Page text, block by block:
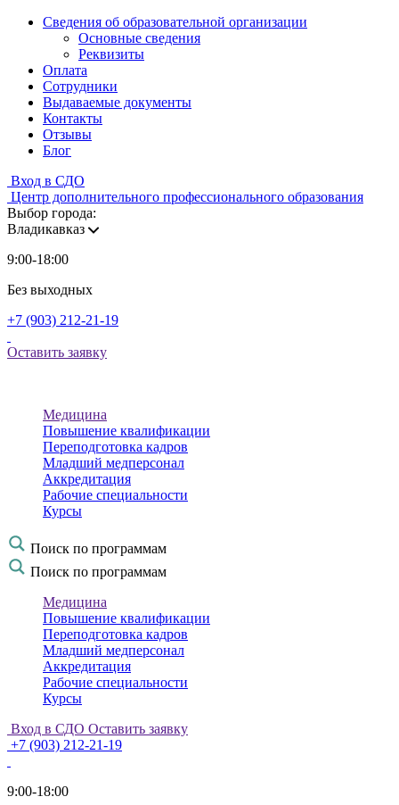
Сведения об образовательной организации
Основные сведения
Реквизиты
Оплата
Сотрудники
Выдаваемые документы
Контакты
Отзывы
Блог
Вход в СДО
Центр дополнительного профессионального образования
Выбор города:
Владикавказ
9:00-18:00
Без выходных
+7 (903) 212-21-19
Оставить заявку
Медицина
Повышение квалификации
Переподготовка кадров
Младший медперсонал
Аккредитация
Рабочие специальности
Курсы
Поиск по программам
Поиск по программам
Медицина
Повышение квалификации
Переподготовка кадров
Младший медперсонал
Аккредитация
Рабочие специальности
Курсы
Вход в СДО Оставить заявку
+7 (903) 212-21-19
9:00-18:00